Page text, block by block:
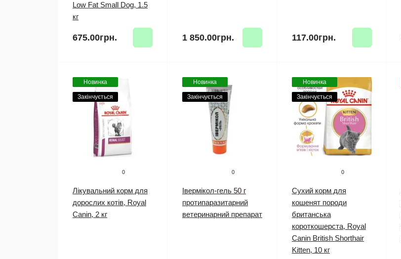
Low Fat Small Dog, 1.5
кг
675.00грн. 1 850.00грн. 117.00грн.
Новинка
Закінчується
0
Лікувальний корм для
дорослих котів, Royal
Canin, 2 кг
Новинка
Закінчується
0
Івермікол-гель 50 г
протипаразитарний
ветеринарний препарат
Новинка
Закінчується
0
Сухий корм для
кошенят породи
британська
короткошерста, Royal
Canin British Shorthair
Kitten, 10 кг